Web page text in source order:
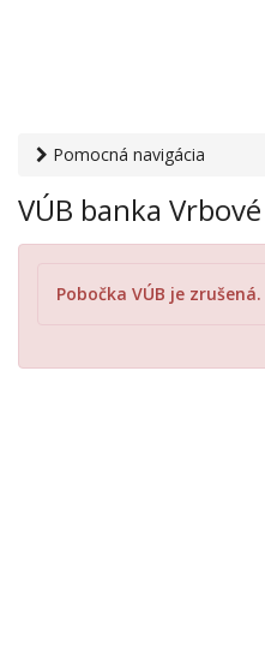
Pomocná navigácia
banka Vrbové
VÚB banka Vrbové
Pobočka VÚB je zrušená.